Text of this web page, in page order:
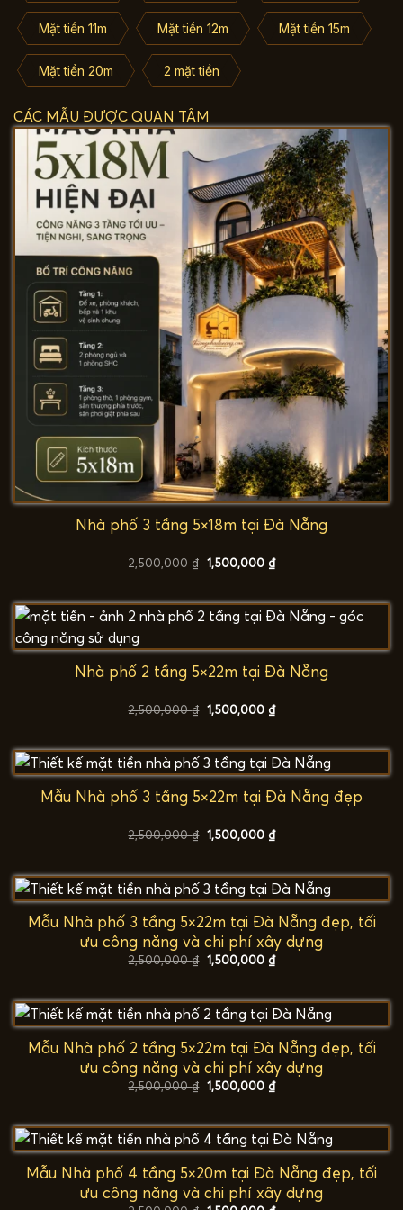
Mặt tiền 11m Mặt tiền 12m Mặt tiền 15m
Mặt tiền 20m 2 mặt tiền
CÁC MẪU ĐƯỢC QUAN TÂM
Nhà phố 3 tầng 5×18m tại Đà Nẵng
2,500,000₫ Giá
gốc
1,500,000 ₫Giá
hiện
1,500,000 ₫.
Nhà phố 2 tầng 5×22m tại Đà Nẵng
2,500,000₫ Giá
gốc
1,500,000 ₫Giá
hiện
1,500,000 ₫.
Mẫu Nhà phố 3 tầng 5×22m tại Đà Nẵng đẹp
2,500,000₫ Giá
gốc
1,500,000 ₫Giá
hiện
1,500,000 ₫.
Mẫu Nhà phố 3 tầng 5×22m tại Đà Nẵng đẹp, tối
ưu công năng và chi phí xây dựng
2,500,000₫ Giá
gốc
1,500,000 ₫Giá
hiện
1,500,000 ₫.
Mẫu Nhà phố 2 tầng 5×22m tại Đà Nẵng đẹp, tối
ưu công năng và chi phí xây dựng
2,500,000₫ Giá
gốc
1,500,000 ₫Giá
hiện
1,500,000 ₫.
Mẫu Nhà phố 4 tầng 5×20m tại Đà Nẵng đẹp, tối
ưu công năng và chi phí xây dựng